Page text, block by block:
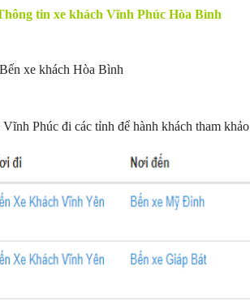
tin xe khách Vĩnh Phúc Hòa Bình
xe khách Hòa Bình
Phúc đi các tỉnh để hành khách tham khảo